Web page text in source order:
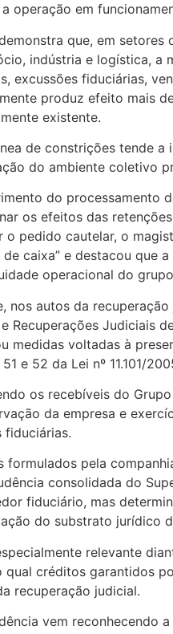
operação em
que, em
indústria e logística, a
excussões fiduciárias,
produz efeito mais
existente.
de constrições tende
do ambiente coletivo
do processamento
os efeitos das
o pedido cautelar, o
caixa” e destacou que
operacional do
nos autos da
Recuperações Judiciais
medidas voltadas à
e 52 da Lei nº 11.101/
os recebíveis do
da empresa e
fiduciárias.
formulados pela
consolidada do
fiduciário, mas
do substrato jurídico
relevante
qual créditos garantidos
recuperação judicial.
vem reconhecendo